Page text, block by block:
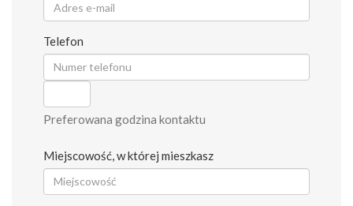
Telefon
Preferowana godzina kontaktu
Miejscowość, w której mieszkasz